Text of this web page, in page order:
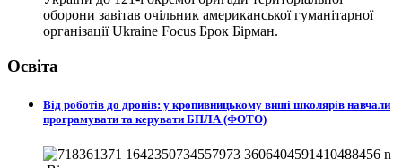
оборони завітав очільник американської гуманітарної
організації Ukraine Focus Брок Бірман.
Освіта
Від роботів до дронів: у кропивницькому виші школярів навчали
програмувати та керувати БПЛА (ФОТО)